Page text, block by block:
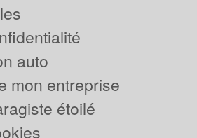
auto
mon entreprise
étoilé